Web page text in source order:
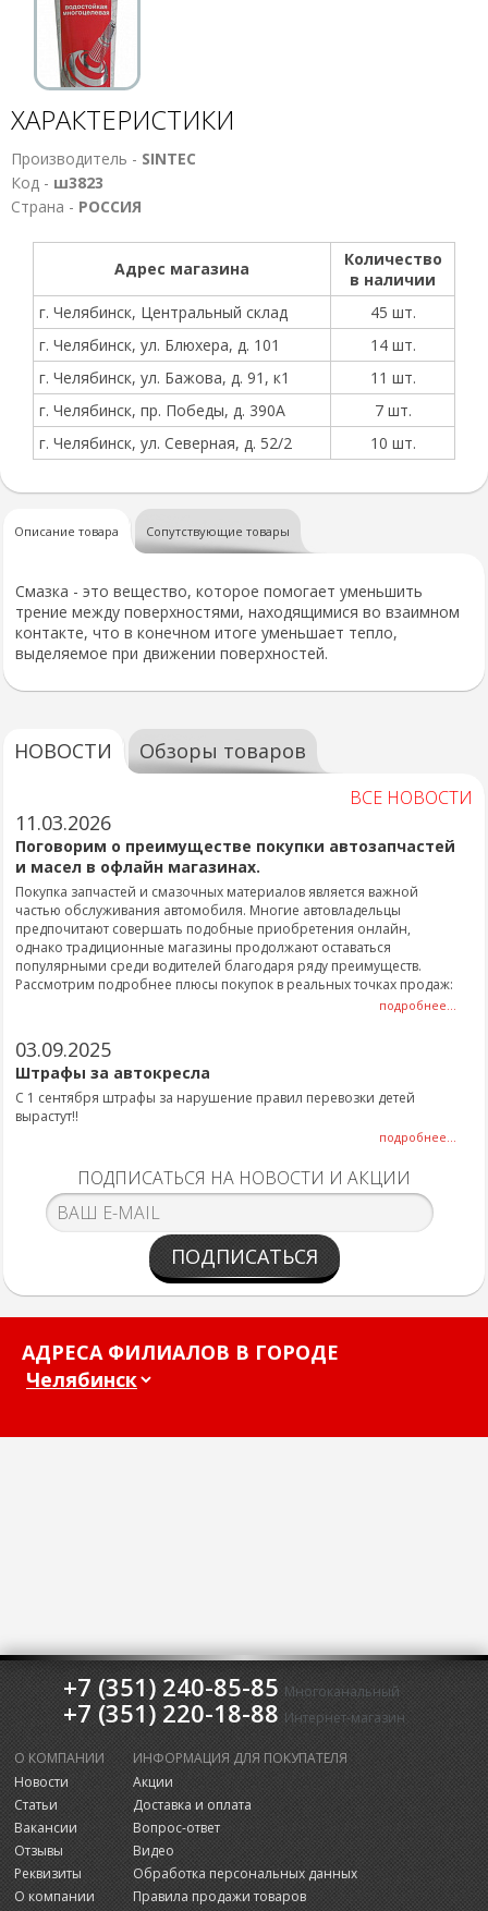
ХАРАКТЕРИСТИКИ
Производитель - SINTEC
Код - ш3823
Страна - РОССИЯ
Адрес магазина
Количество
в наличии
г. Челябинск, Центральный склад
45 шт.
г. Челябинск, ул. Блюхера, д. 101
14 шт.
г. Челябинск, ул. Бажова, д. 91, к1
11 шт.
г. Челябинск, пр. Победы, д. 390А
7 шт.
г. Челябинск, ул. Северная, д. 52/2
10 шт.
Описание товара Сопутствующие товары
Смазка - это вещество, которое помогает уменьшить
трение между поверхностями, находящимися во взаимном
контакте, что в конечном итоге уменьшает тепло,
выделяемое при движении поверхностей.
НОВОСТИ Обзоры товаров
ВСЕ НОВОСТИ
11.03.2026
Поговорим о преимуществе покупки автозапчастей
и масел в офлайн магазинах.
Покупка запчастей и смазочных материалов является важной
частью обслуживания автомобиля. Многие автовладельцы
предпочитают совершать подобные приобретения онлайн,
однако традиционные магазины продолжают оставаться
популярными среди водителей благодаря ряду преимуществ.
Рассмотрим подробнее плюсы покупок в реальных точках продаж:
подробнее...
03.09.2025
Штрафы за автокресла
С 1 сентября штрафы за нарушение правил перевозки детей
вырастут!!
подробнее...
ПОДПИСАТЬСЯ НА НОВОСТИ И АКЦИИ
ПОДПИСАТЬСЯ
АДРЕСА ФИЛИАЛОВ В ГОРОДЕ
+7 (351) 240-85-85 Многоканальный
+7 (351) 220-18-88 Интернет-магазин
О КОМПАНИИ
Новости
Статьи
Вакансии
Отзывы
Реквизиты
О компании
ИНФОРМАЦИЯ ДЛЯ ПОКУПАТЕЛЯ
Акции
Доставка и оплата
Вопрос-ответ
Видео
Обработка персональных данных
Правила продажи товаров